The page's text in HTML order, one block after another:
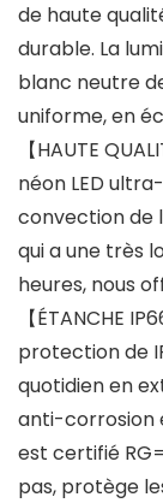
de haute
durable. La
blanc neutre
uniforme, en
【HAUTE
néon LED
convection de
qui a une très
heures, nous
【ÉTANCHE
protection de
quotidien en
anti-corrosion
est certifié
pas, protège